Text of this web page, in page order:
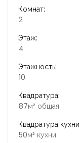
Комнат:
2
Этаж:
4
Этажность:
10
Квадратура:
87м² общая
Квадратура
50м² кухни